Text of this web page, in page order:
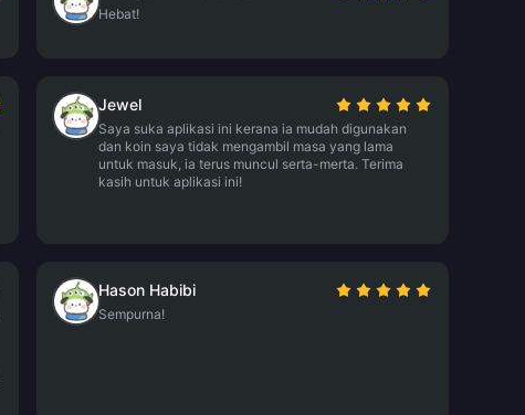
Hebat!
Jewel
Saya suka aplikasi ini kerana ia mudah digunakan
dan koin saya tidak mengambil masa yang lama
untuk masuk, ia terus muncul serta-merta. Terima
kasih untuk aplikasi ini!
Hason Habibi
Sempurna!